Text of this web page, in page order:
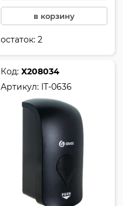
в корзину
остаток:2
Код:Х208034
Артикул: IT-0636